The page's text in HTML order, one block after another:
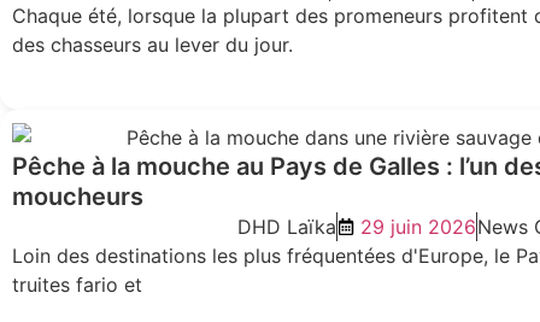
Chaque été, lorsque la plupart des promeneurs
des chasseurs au lever du jour.
Pêche à la mouche au Pays de Galles : l’un
moucheurs
DHD Laïka 29 juin 2026News
Loin des destinations les plus fréquentées d'Europe, le
truites fario et